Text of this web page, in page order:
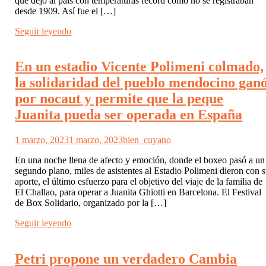
desde 1909. Así fue el […]
Seguir leyendo
En un estadio Vicente Polimeni colmado,
la solidaridad del pueblo mendocino
por nocaut y permite que la peque
Juanita pueda ser operada en España
1 marzo, 20231 marzo, 2023bien_cuyano
En una noche llena de afecto y emoción, donde el boxeo pasó a un
segundo plano, miles de asistentes al Estadio Polimeni dieron con
aporte, el último esfuerzo para el objetivo del viaje de la familia de
El Challao, para operar a Juanita Ghiotti en Barcelona. El Festival
de Box Solidario, organizado por la […]
Seguir leyendo
Petri propone un verdadero Cambia